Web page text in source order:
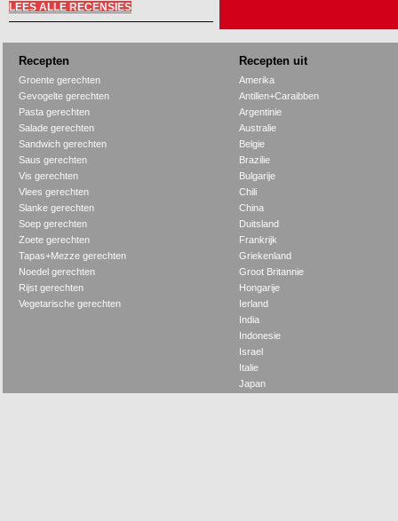
LEES ALLE RECENSIES
Recepten Recepten uit
Groente gerechten
Gevogelte gerechten
Pasta gerechten
Salade gerechten
Sandwich gerechten
Saus gerechten
Vis gerechten
Vlees gerechten
Slanke gerechten
Soep gerechten
Zoete gerechten
Tapas+Mezze gerechten
Noedel gerechten
Rijst gerechten
Vegetarische gerechten
Amerika
Antillen+Caraibben
Argentinie
Australie
Belgie
Brazilie
Bulgarije
Chili
China
Duitsland
Frankrijk
Griekenland
Groot Britannie
Hongarije
Ierland
India
Indonesie
Israel
Italie
Japan